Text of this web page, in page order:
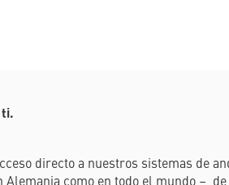
directo a nuestros sistemas de
como en todo el mundo –